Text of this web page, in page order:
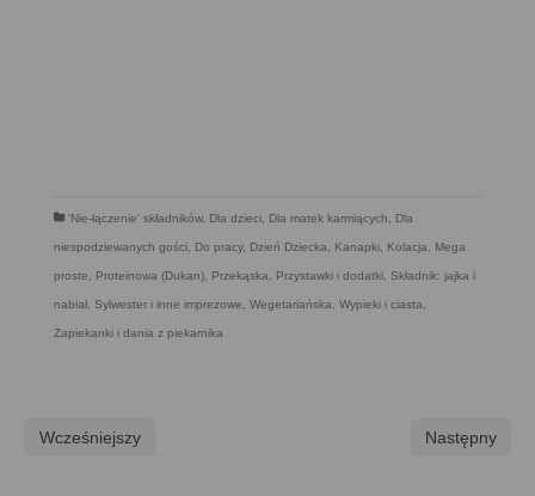
'Nie-łączenie' składników, Dla dzieci, Dla matek karmiących, Dla
niespodziewanych gości, Do pracy, Dzień Dziecka, Kanapki, Kolacja, Mega
proste, Proteinowa (Dukan), Przekąska, Przystawki i dodatki, Składnik: jajka i
nabiał, Sylwester i inne imprezowe, Wegetariańska, Wypieki i ciasta,
Zapiekanki i dania z piekarnika
Wcześniejszy Następny